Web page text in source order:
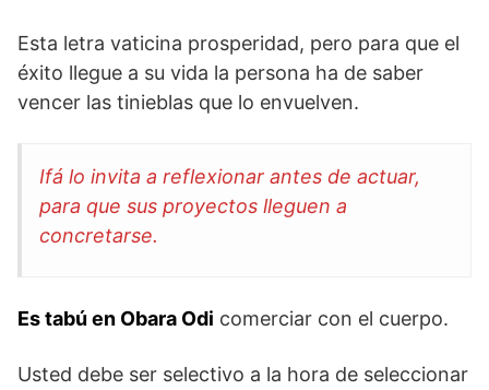
Esta letra vaticina prosperidad, pero para que el
éxito llegue a su vida la persona ha de saber
vencer las tinieblas que lo envuelven.
Ifá lo invita a reflexionar antes de actuar,
para que sus proyectos lleguen a
concretarse.
Es tabú en Obara Odi comerciar con el cuerpo.
Usted debe ser selectivo a la hora de seleccionar